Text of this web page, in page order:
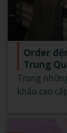
Order
Trung
Trong
khẩu cao